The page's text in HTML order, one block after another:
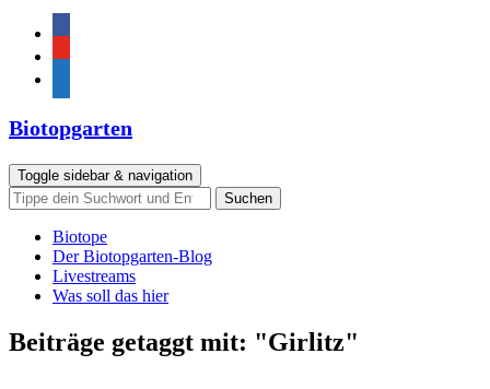
Biotopgarten
Toggle sidebar & navigation
Biotope
Der Biotopgarten-Blog
Livestreams
Was soll das hier
Beiträge getaggt mit: "Girlitz"